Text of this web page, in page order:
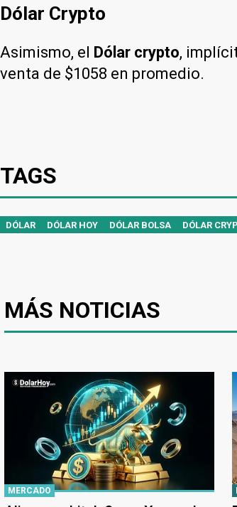
Dólar Crypto
Asimismo, el Dólar crypto,
venta de $1058 en promedio.
TAGS
DÓLAR DÓLAR HOY DÓLAR BOLSA DÓLAR
MÁS NOTICIAS
MERCADO